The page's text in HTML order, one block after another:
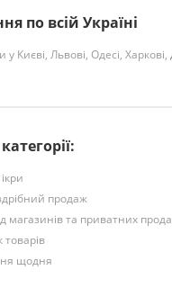
по всій Україні
у Києві, Львові, Одесі,
продаж
магазинів та приватних
щодня